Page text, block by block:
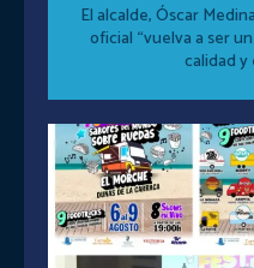
El alcalde, Óscar
oficial “vuelva a ser
calidad y